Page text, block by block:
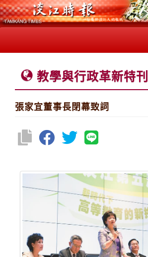
教學與行政革新特刊
張家宜董事長閉幕致詞